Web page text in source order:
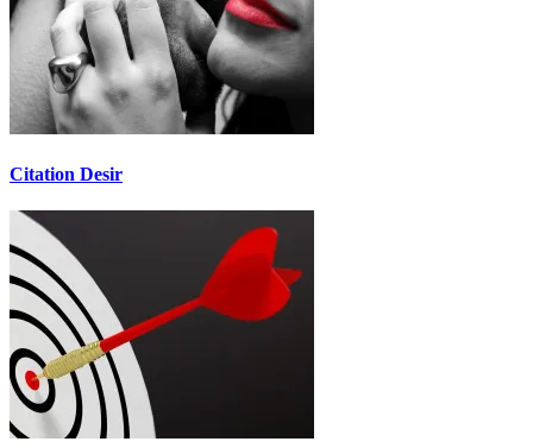
Citation Desir